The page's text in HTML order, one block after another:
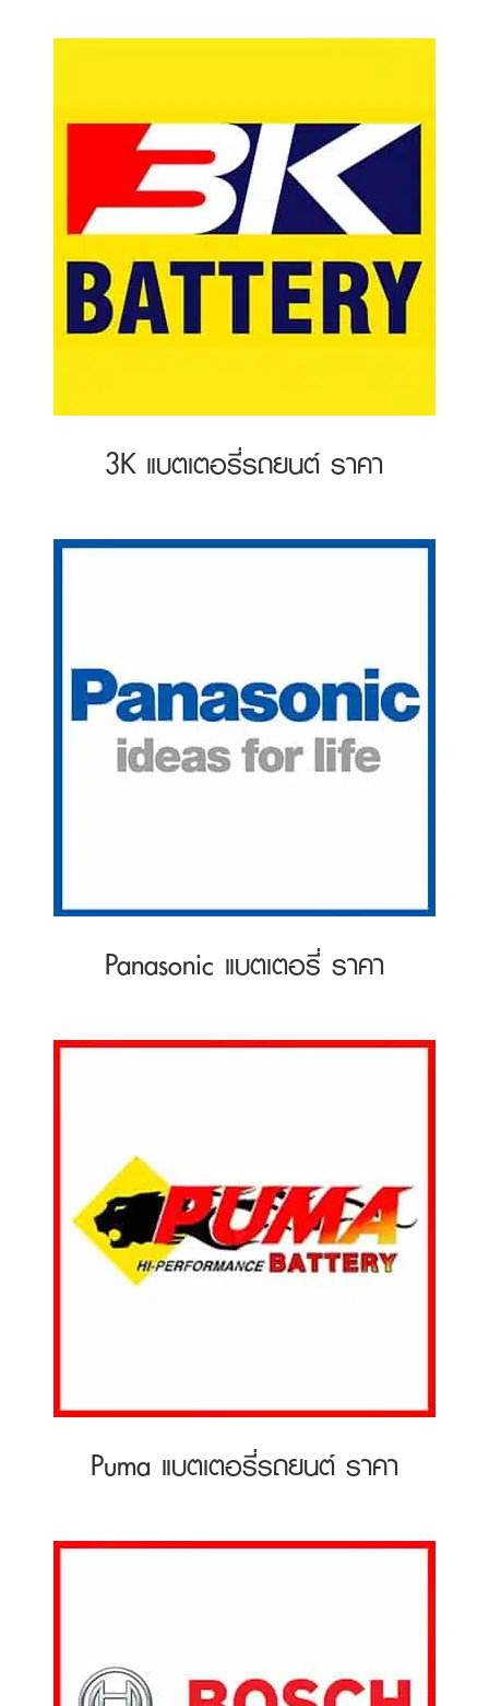
3K แบตเตอรี่รถยนต์ ราคา
Panasonic แบตเตอรี่ ราคา
Puma แบตเตอรี่รถยนต์ ราคา